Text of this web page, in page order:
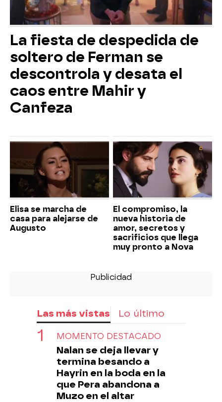
La fiesta de despedida de
soltero de Ferman se
descontrola y desata el
caos entre Mahir y
Canfeza
Elisa se marcha de
casa para alejarse de
Augusto
El compromiso, la
nueva historia de
amor, secretos y
sacrificios que llega
muy pronto a Nova
Las más vistas Lo último
MOMENTO DESTACADO
Nalan se deja llevar y
termina besando a
Hayrin en la boda en la
que Pera abandona a
Muzo en el altar